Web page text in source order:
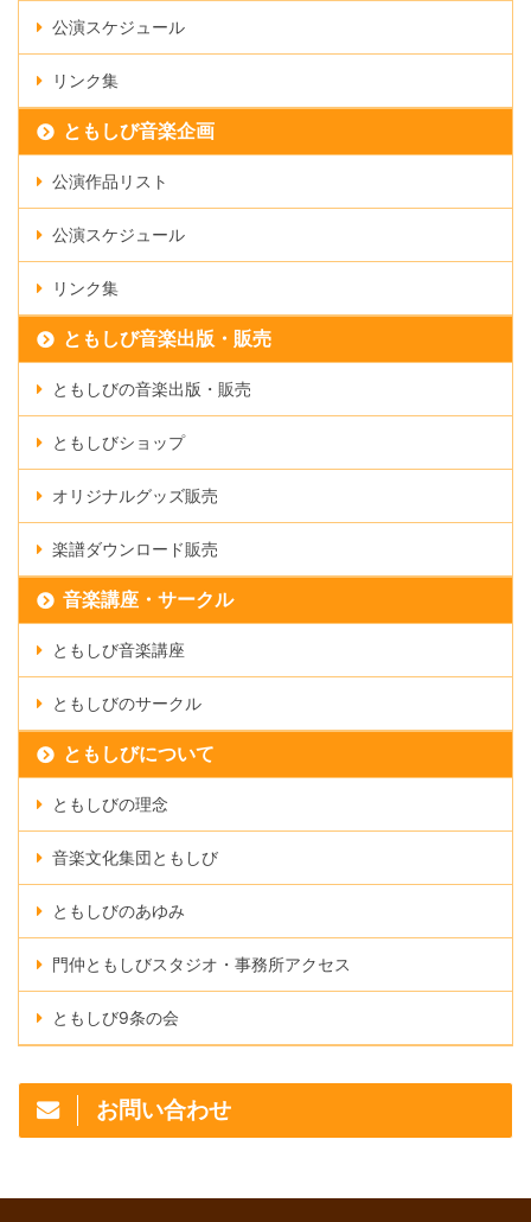
公演スケジュール
リンク集
ともしび音楽企画
公演作品リスト
公演スケジュール
リンク集
ともしび音楽出版・販売
ともしびの音楽出版・販売
ともしびショップ
オリジナルグッズ販売
楽譜ダウンロード販売
音楽講座・サークル
ともしび音楽講座
ともしびのサークル
ともしびについて
ともしびの理念
音楽文化集団ともしび
ともしびのあゆみ
門仲ともしびスタジオ・事務所アクセス
ともしび9条の会
お問い合わせ